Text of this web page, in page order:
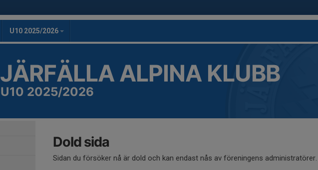
U10 2025/2026
JÄRFÄLLA ALPINA KLUBB
U10 2025/2026
Dold sida
Sidan du försöker nå är dold och kan endast nås av föreningens administratörer.